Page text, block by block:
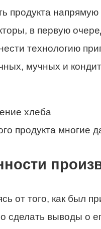
продукта
в первую
технологию
мучных и
продукта многие
от того, как был
сделать выводы о